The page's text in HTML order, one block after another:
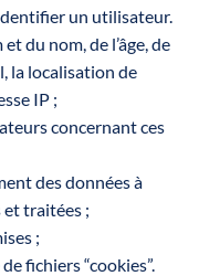
un utilisateur.
du nom, de l’âge, de
la localisation de
IP ;
concernant ces
des données à
et traitées ;
;
fichiers “cookies”.